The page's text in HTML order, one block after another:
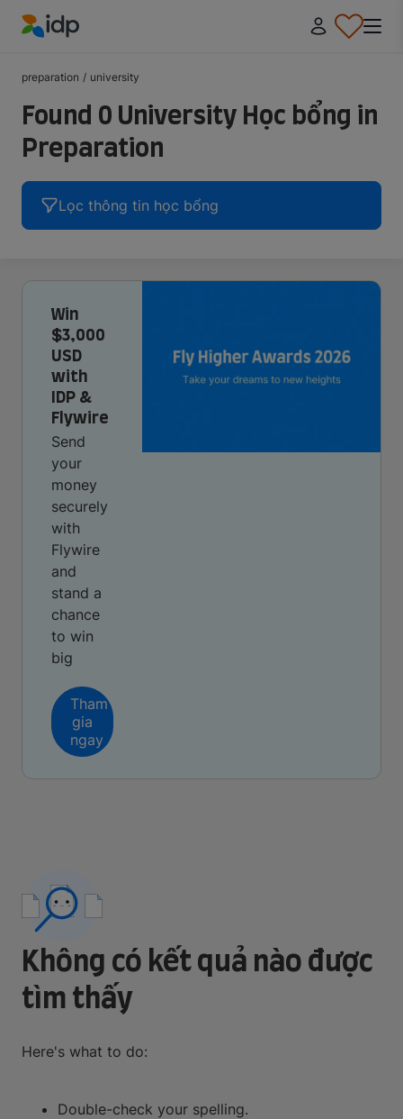
preparation / university
Found 0 University Học bổng in
Preparation
Lọc thông tin học bổng
Win
$3,000
USD
with
IDP &
Flywire
Send
your
money
securely
with
Flywire
and
stand a
chance
to win
big
Tham
gia
ngay
Không có kết quả nào được
tìm thấy
Here's what to do:
Double-check your spelling.